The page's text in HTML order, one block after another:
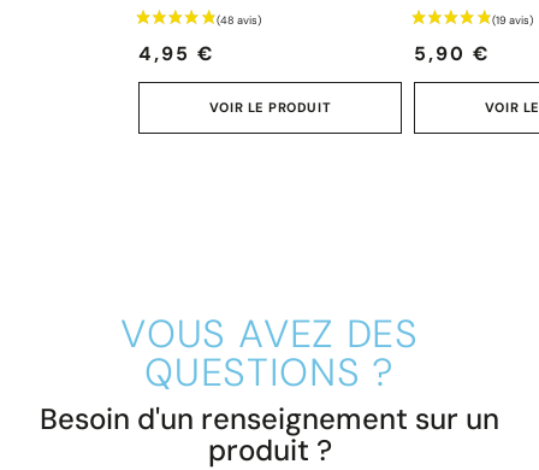
Prix
4,95 €
VOIR LE PRODUIT
Prix
5,90 €
VOIR
VOUS AVEZ DES
QUESTIONS ?
Besoin d'un renseignement sur un
produit ?